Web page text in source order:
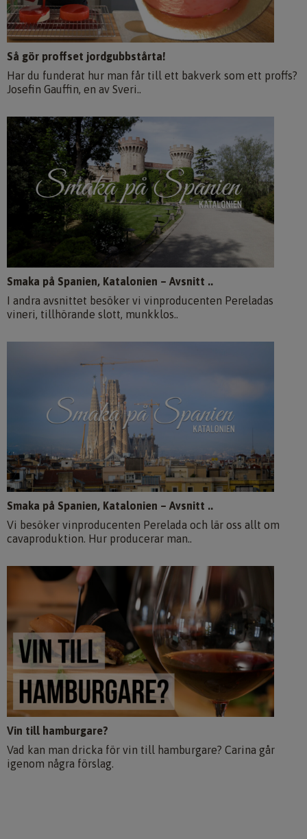
Så gör proffset jordgubbstårta!
Har du funderat hur man får till ett bakverk som ett proffs?
Josefin Gauffin, en av Sveri..
Smaka på Spanien, Katalonien – Avsnitt ..
I andra avsnittet besöker vi vinproducenten Pereladas
vineri, tillhörande slott, munkklos..
Smaka på Spanien, Katalonien – Avsnitt ..
Vi besöker vinproducenten Perelada och lär oss allt om
cavaproduktion. Hur producerar man..
Vin till hamburgare?
Vad kan man dricka för vin till hamburgare? Carina går
igenom några förslag.